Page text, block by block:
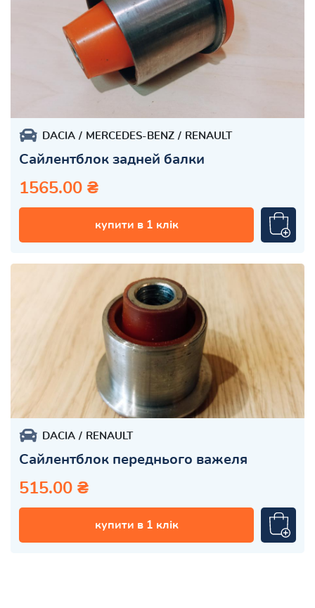
DACIA MERCEDES-BENZ RENAULT
Сайлентблок задней балки
1565.00 ₴
купити в 1 клік
DACIA RENAULT
Сайлентблок переднього важеля
515.00 ₴
купити в 1 клік